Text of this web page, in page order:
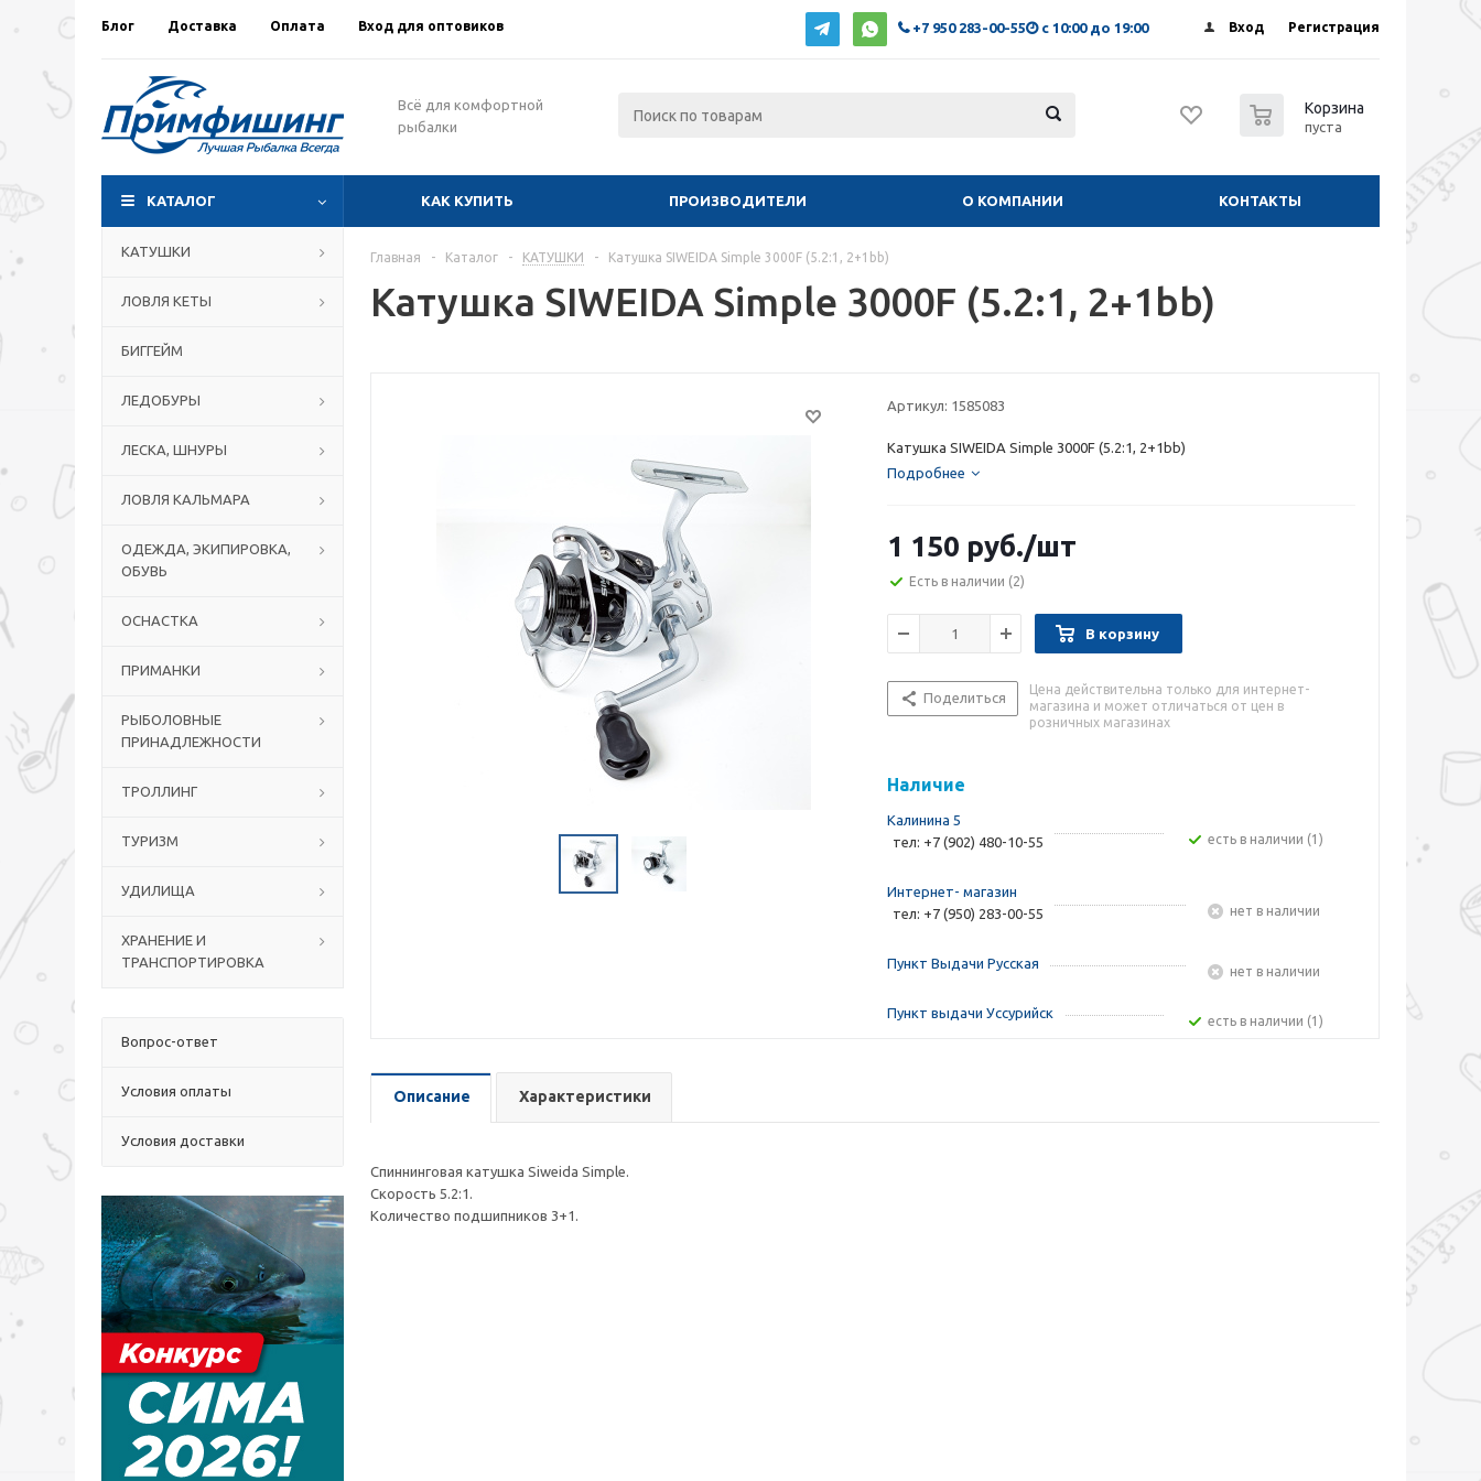
Блог Доставка Оплата Вход для оптовиков Вход Регистрация
+7 950 283-00-55 с 10:00 до 19:00
Всё для комфортной
рыбалки
Корзина
пуста
КАТАЛОГ КАК КУПИТЬ ПРОИЗВОДИТЕЛИ О КОМПАНИИ КОНТАКТЫ
КАТУШКИ
ЛОВЛЯ КЕТЫ
БИГГЕЙМ
ЛЕДОБУРЫ
ЛЕСКА, ШНУРЫ
ЛОВЛЯ КАЛЬМАРА
ОДЕЖДА, ЭКИПИРОВКА,
ОБУВЬ
ОСНАСТКА
ПРИМАНКИ
РЫБОЛОВНЫЕ
ПРИНАДЛЕЖНОСТИ
ТРОЛЛИНГ
ТУРИЗМ
УДИЛИЩА
ХРАНЕНИЕ И
ТРАНСПОРТИРОВКА
Вопрос-ответ
Условия оплаты
Условия доставки
Главная - Каталог - КАТУШКИ - Катушка SIWEIDA Simple 3000F (5.2:1, 2+1bb)
Катушка SIWEIDA Simple 3000F (5.2:1, 2+1bb)
Артикул: 1585083
Катушка SIWEIDA Simple 3000F (5.2:1, 2+1bb)
Подробнее
1 150 руб./шт
Есть в наличии (2)
В корзину
Поделиться
Цена действительна только для интернет-
магазина и может отличаться от цен в
розничных магазинах
Наличие
Калинина 5
тел: +7 (902) 480-10-55
Есть в наличии (1)
Интернет- магазин
тел: +7 (950) 283-00-55
Нет в наличии
Пункт Выдачи Русская Нет в наличии
Пункт выдачи Уссурийск Есть в наличии (1)
Описание Характеристики
Спиннинговая катушка Siweida Simple.
Скорость 5.2:1.
Количество подшипников 3+1.